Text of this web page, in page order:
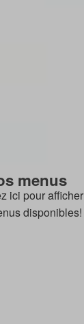
menus
ici pour afficher
disponibles!